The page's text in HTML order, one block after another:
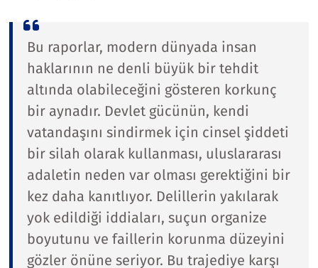
Bu raporlar, modern dünyada insan
haklarının ne denli büyük bir tehdit
altında olabileceğini gösteren korkunç
bir aynadır. Devlet gücünün, kendi
vatandaşını sindirmek için cinsel şiddeti
bir silah olarak kullanması, uluslararası
adaletin neden var olması gerektiğini bir
kez daha kanıtlıyor. Delillerin yakılarak
yok edildiği iddiaları, suçun organize
boyutunu ve faillerin korunma düzeyini
gözler önüne seriyor. Bu trajediye karşı